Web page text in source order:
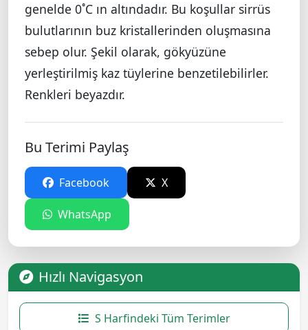
genelde 0˚C ın altındadır. Bu koşullar sirrüs
bulutlarının buz kristallerinden oluşmasına
sebep olur. Şekil olarak, gökyüzüne
yerleştirilmiş kaz tüylerine benzetilebilirler.
Renkleri beyazdır.
Bu Terimi Paylaş
Facebook X
WhatsApp
Hızlı Navigasyon
S Harfindeki Tüm Terimler